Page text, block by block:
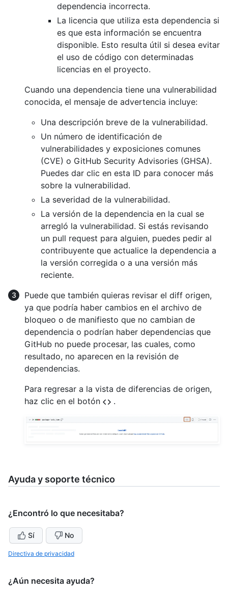
dependencia incorrecta.
La licencia que utiliza esta dependencia si
es que esta información se encuentra
disponible. Esto resulta útil si desea evitar
el uso de código con determinadas
licencias en el proyecto.
Cuando una dependencia tiene una vulnerabilidad
conocida, el mensaje de advertencia incluye:
Una descripción breve de la vulnerabilidad.
Un número de identificación de
vulnerabilidades y exposiciones comunes
(CVE) o GitHub Security Advisories (GHSA).
Puedes dar clic en esta ID para conocer más
sobre la vulnerabilidad.
La severidad de la vulnerabilidad.
La versión de la dependencia en la cual se
arregló la vulnerabilidad. Si estás revisando
un pull request para alguien, puedes pedir al
contribuyente que actualice la dependencia a
la versión corregida o a una versión más
reciente.
Puede que también quieras revisar el diff origen,
ya que podría haber cambios en el archivo de
bloqueo o de manifiesto que no cambian de
dependencia o podrían haber dependencias que
GitHub no puede procesar, las cuales, como
resultado, no aparecen en la revisión de
dependencias.
Para regresar a la vista de diferencias de origen,
haz clic en el botón
.
Ayuda y soporte técnico
¿Encontró lo que necesitaba?
Sí No
Directiva de privacidad
¿Aún necesita ayuda?